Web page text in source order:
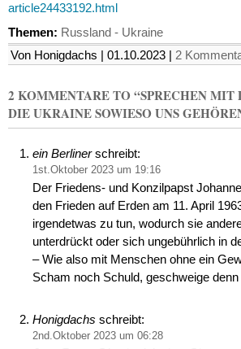
article24433192.html
Themen: Russland - Ukraine
Von Honigdachs | 01.10.2023 | 2
2 KOMMENTARE TO “SPRECHEN
DIE UKRAINE SOWIESO UNS
ein Berlinerschreibt:
1st.Oktober 2023 um 19:16
Der Friedens- und Konzilpapst
den Frieden auf Erden am 11. April
irgendetwas zu tun, wodurch sie
unterdrückt oder sich ungebührlich in
– Wie also mit Menschen ohne ein
Scham noch Schuld, geschweige
Honigdachs schreibt:
2nd.Oktober 2023 um 06:28